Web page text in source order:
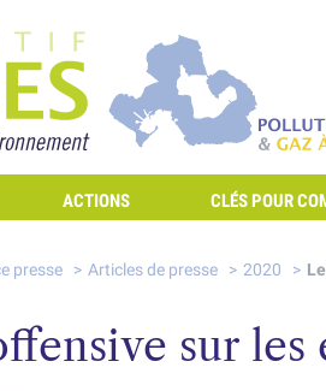
Réponses - Réduire les POllutioNs
SUR LA POLLUTION DE L'AIR ET LES
ACTIONS CLÉS POUR
presse Articles de presse 2020
sur